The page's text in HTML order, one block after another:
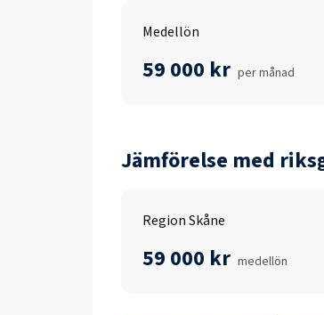
Medellön
59 000 kr per månad
Jämförelse med
Region Skåne
59 000 kr medellön